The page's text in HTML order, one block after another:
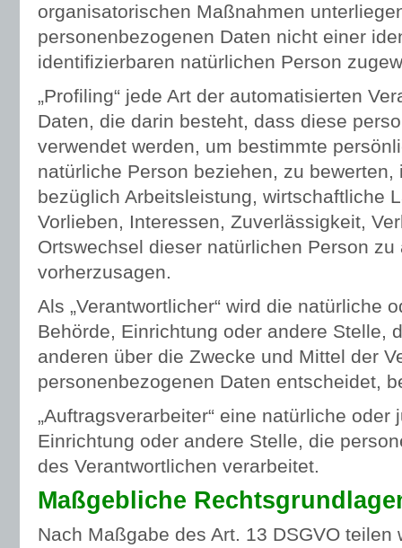
organisatorischen Maßnahmen
personenbezogenen Daten nicht einer
identifizierbaren natürlichen Person
„Profiling“ jede Art der automatisierten
Daten, die darin besteht, dass diese
verwendet werden, um bestimmte
natürliche Person beziehen, zu
bezüglich Arbeitsleistung, wirtschaftliche
Vorlieben, Interessen, Zuverlässigkeit,
Ortswechsel dieser natürlichen Person
vorherzusagen.
Als „Verantwortlicher“ wird die natürliche
Behörde, Einrichtung oder andere Stelle,
anderen über die Zwecke und Mittel der
personenbezogenen Daten entscheidet,
„Auftragsverarbeiter“ eine natürliche
Einrichtung oder andere Stelle, die
des Verantwortlichen verarbeitet.
Maßgebliche
Nach Maßgabe des Art. 13 DSGVO teilen